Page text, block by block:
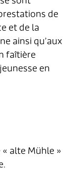
de
et de la
ainsi qu’aux
faîtière
en
« alte Mühle »